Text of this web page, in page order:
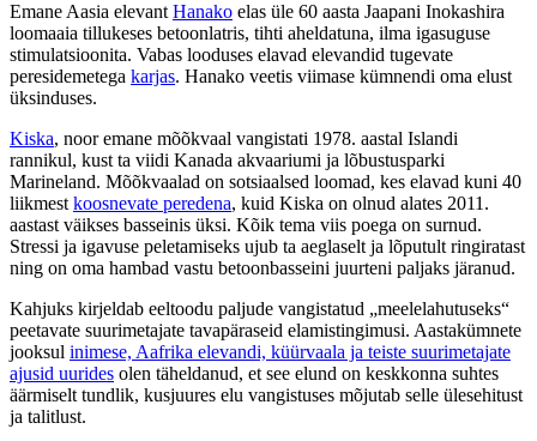
Emane Aasia elevant Hanako elas üle 60 aasta Jaapani Inokashira
loomaaia tillukeses betoonlatris, tihti aheldatuna, ilma igasuguse
stimulatsioonita. Vabas looduses elavad elevandid tugevate
peresidemetega karjas. Hanako veetis viimase kümnendi oma elust
üksinduses.
Kiska, noor emane mõõkvaal vangistati 1978. aastal Islandi
rannikul, kust ta viidi Kanada akvaariumi ja lõbustusparki
Marineland. Mõõkvaalad on sotsiaalsed loomad, kes elavad kuni 40
liikmest koosnevate peredena, kuid Kiska on olnud alates 2011.
aastast väikses basseinis üksi. Kõik tema viis poega on surnud.
Stressi ja igavuse peletamiseks ujub ta aeglaselt ja lõputult ringiratast
ning on oma hambad vastu betoonbasseini juurteni paljaks järanud.
Kahjuks kirjeldab eeltoodu paljude vangistatud „meelelahutuseks“
peetavate suurimetajate tavapäraseid elamistingimusi. Aastakümnete
jooksul inimese, Aafrika elevandi, küürvaala ja teiste suurimetajate
ajusid uurides olen täheldanud, et see elund on keskkonna suhtes
äärmiselt tundlik, kusjuures elu vangistuses mõjutab selle ülesehitust
ja talitlust.